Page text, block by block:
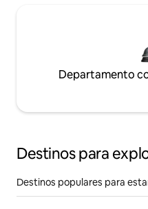
Departamento
Destinos para
Destinos populares para